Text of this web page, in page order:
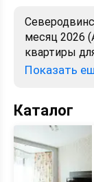
месяц 2026
квартиры
Можно
Показать
Каталог
комнатная
квартира
Юбилейная